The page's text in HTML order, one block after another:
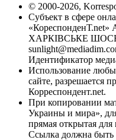
© 2000-2026,
Субъект в сфере
«КореспонденТ.net»
ХАРКІВСЬКЕ ШОСЕ,
Идентификатор
Использование
сайте, разрешается
Корреспондент.net.
При копировании
Украины и мира»,
прямая открытая
Ссылка должна быть